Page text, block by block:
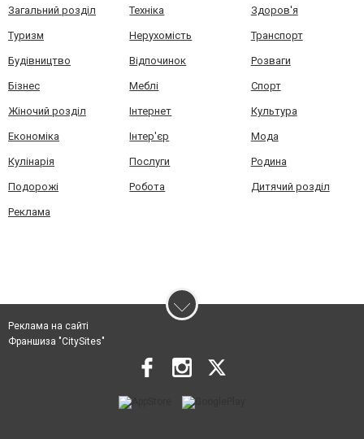
Загальний розділ Техніка Здоров'я
Туризм Нерухомість Транспорт
Будівництво Відпочинок Розваги
Бізнес Меблі Спорт
Жіночий розділ Інтернет Культура
Економіка Інтер'єр Мода
Кулінарія Послуги Родина
Подорожі Робота Дитячий розділ
Реклама
Реклама на сайті
Франшиза "CitySites"